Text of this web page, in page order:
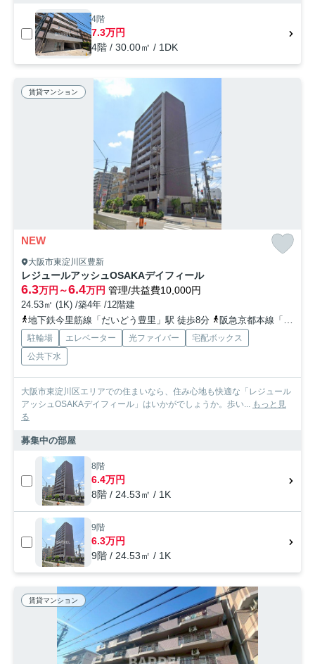
4階
7.3万円
4階 / 30.00㎡ / 1DK
賃貸マンション
NEW
大阪市東淀川区豊新
レジュールアッシュOSAKAデイフィール
6.3万円～6.4万円 管理/共益費10,000円
24.53㎡ (1K) /築4年 /12階建
地下鉄今里筋線「だいどう豊里」駅 徒歩8分
阪急京都本線「上新庄」駅 徒歩10分
駐輪場 エレベーター 光ファイバー
宅配ボックス
公共下水
大阪市東淀川区エリアでの住まいなら、住み心地も快適な「レジュール
アッシュOSAKAデイフィール」はいかがでしょうか。歩い... もっと見
る
募集中の部屋
8階
6.4万円
8階 / 24.53㎡ / 1K
9階
6.3万円
9階 / 24.53㎡ / 1K
賃貸マンション